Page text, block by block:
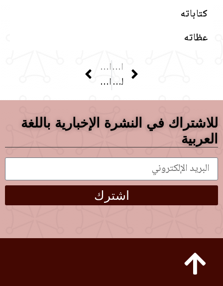
كتاباته
عظاته
الصفحة السابقة
لحجز الخلوات
الصفحة التالية
المتحف
للاشتراك في النشرة الإخبارية باللغة
العربية
اشترك